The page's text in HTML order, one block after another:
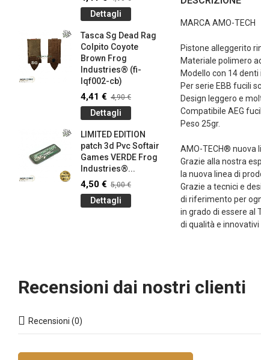
MARCA AMO-TECH
Pistone alleggerito
Materiale polimero
Modello con 14
Per serie EBB fucili
Design leggero e
Compatibile AEG
Peso 25gr.
AMO-TECH® nuova
Grazie alla nostra
la nuova linea di
Grazie a tecnici e
di riferimento per
in grado di essere al
di qualità e innovativi
Dettagli
Tasca Sg Dead Rag
Colpito Coyote
Brown Frog
Industries® (fi-
lqf002-cb)
4,41 € 4,90 €
Dettagli
LIMITED EDITION
patch 3d Pvc Softair
Games VERDE Frog
Industries®...
4,50 € 5,00 €
Dettagli
145-bk)
4,41 €
Olive
0,90 €
0,90 €
Recensioni dai nostri clienti
Recensioni (0)